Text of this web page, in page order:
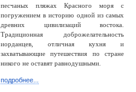
песчаных пляжах Красного моря с
погружением в историю одной из самых
древних цивилизаций востока.
Традиционная доброжелательность
иорданцев, отличная кухня и
захватывающие путешествия по стране
никого не оставят равнодушными.
подробнее...